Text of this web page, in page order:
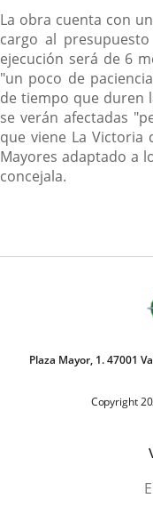
La obra cuenta con
cargo al
ejecución será de 6
"un poco de
de tiempo que duren
se verán afectadas
que viene La Victoria
Mayores adaptado a
concejala.
Plaza Mayor, 1. 47001
Copyright